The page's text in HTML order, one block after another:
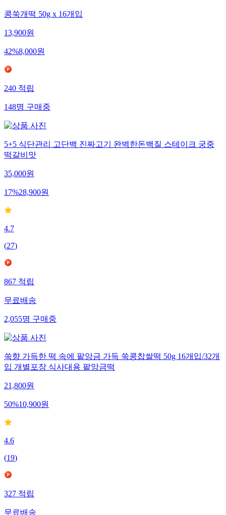
콩쑥개떡 50g x 16개입
13,900원
42%8,000원
240적립
148명구매중
5+5 식단관리 고단백 진짜고기 완벽한돈백질 스테이크 궁중
떡갈비맛
35,000원
17%28,900원
4.7
(27)
867적립
무료배송
2,055명구매중
쑥향 가득한 떡 속에 팥앙금 가득 쑥콩찹쌀떡 50g 16개입/32개
입 개별포장 식사대용 팥앙금떡
21,800원
50%10,900원
4.6
(19)
327적립